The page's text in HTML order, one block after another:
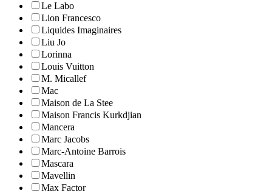
Le Labo
Lion Francesco
Liquides Imaginaires
Liu Jo
Lorinna
Louis Vuitton
M. Micallef
Mac
Maison de La Stee
Maison Francis Kurkdjian
Mancera
Marc Jacobs
Marc-Antoine Barrois
Mascara
Mavellin
Max Factor